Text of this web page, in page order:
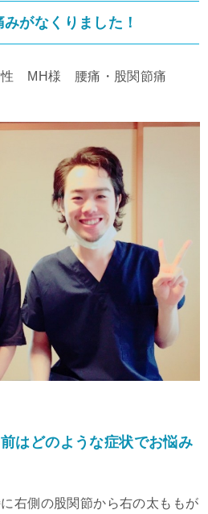
がなくりました！
MH様 腰痛・股関節痛
はどのような症状でお悩み
右側の股関節から右の太ももが